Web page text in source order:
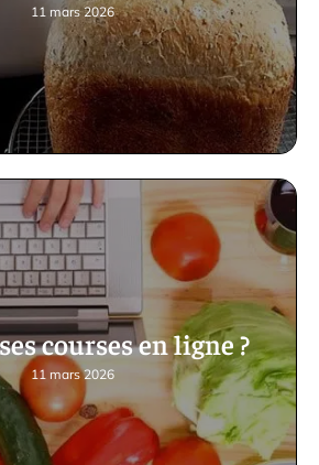
11 mars 2026
courses en ligne ?
11 mars 2026